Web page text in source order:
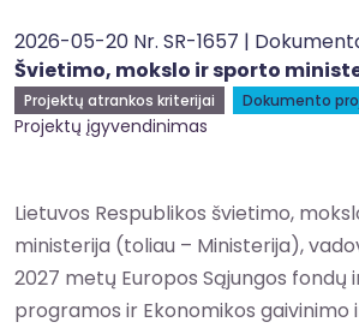
2026-05-20 Nr. SR-1657 |
Švietimo, mokslo ir sporto
Projektų atrankos kriterijai Dokumento
Projektų įgyvendinimas
Lietuvos Respublikos švietimo,
ministerija (toliau – Ministerija),
2027 metų Europos Sąjungos fondų
programos ir Ekonomikos